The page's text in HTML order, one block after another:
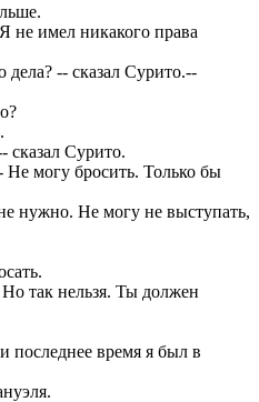
не имел никакого права
-- сказал Сурито.--
Сурито.
могу бросить. Только бы
нужно. Не могу не выступать,
так нельзя. Ты должен
последнее время я был в